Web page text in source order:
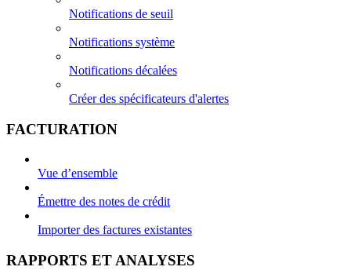
Notifications de seuil
Notifications système
Notifications décalées
Créer des spécificateurs d'alertes
FACTURATION
Vue d’ensemble
Émettre des notes de crédit
Importer des factures existantes
RAPPORTS ET ANALYSES